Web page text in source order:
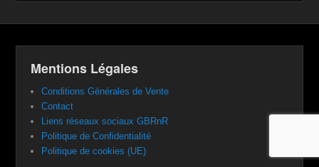
Mentions Légales
Conditions Générales de Vente
Contact
Liens réseaux sociaux GBRnR
Politique de Confidentialité
Politique de cookies (UE)